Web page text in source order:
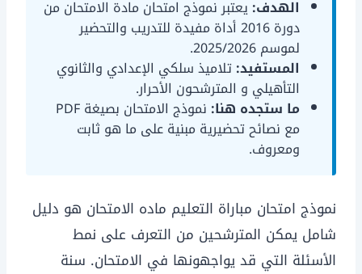
الهدف:يعتبر نموذج امتحان مادة الامتحان من
دورة 2016 أداة مفيدة للتدريب والتحضير
لموسم 2025/2026.
المستفيد:تلاميذ سلكي الإعدادي والثانوي
التأهيلي و المترشحون الأحرار.
ما ستجده هنا:
نموذج الامتحان بصيغة PDF
مع نصائح تحضيرية مبنية على ما هو ثابت
ومعروف.
نموذج امتحان مباراة التعليم ماده الامتحان هو دليل
شامل يمكن المترشحين من التعرف على نمط
الأسئلة التي قد يواجهونها في الامتحان. سنة